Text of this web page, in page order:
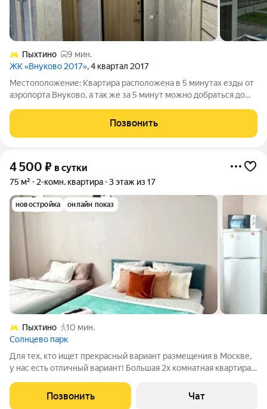
Пыхтино
9 мин.
ЖК «Внуково 2017», 4 квартал 2017
Местоположение: Квартира расположена в 5 минутах езды от
аэропорта Внуково, а так же за 5 минут можно добраться до
04:00 утра Остановка общественного транспорта в двух
минутах от квартиры .
Позвонить
4 500 ₽ в сутки
75 м² 2-комн. квартира 3 этаж из 17
новостройка онлайн показ
Пыхтино
10 мин.
Солнцево парк
Для тех, кто ищет прекрасный вариант размещения в Москве,
у нас есть отличный вариант! Большая 2х комнатная квартира,
двухспальных дивана и одна двухспальная кровать, где может
комфортно
Позвонить Чат